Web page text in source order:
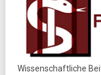
Wissenschaftliche